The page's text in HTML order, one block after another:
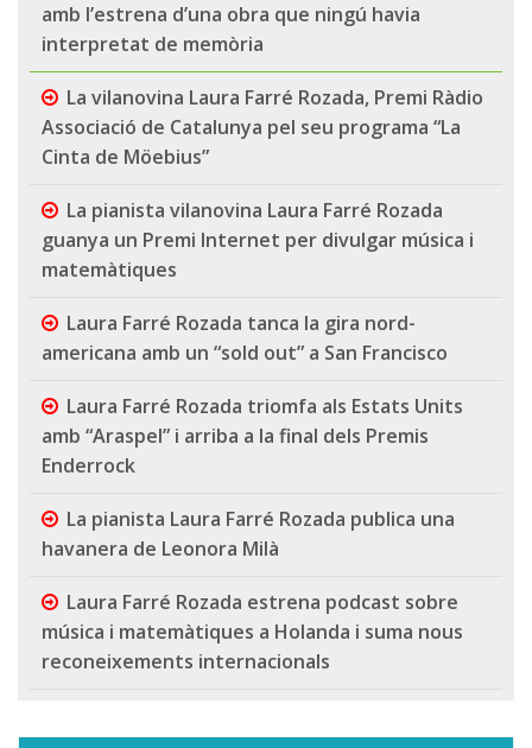
amb l’estrena d’una obra que ningú havia
interpretat de memòria
La vilanovina Laura Farré Rozada, Premi Ràdio
Associació de Catalunya pel seu programa “La
Cinta de Möebius”
La pianista vilanovina Laura Farré Rozada
guanya un Premi Internet per divulgar música i
matemàtiques
Laura Farré Rozada tanca la gira nord-
americana amb un “sold out” a San Francisco
Laura Farré Rozada triomfa als Estats Units
amb “Araspel” i arriba a la final dels Premis
Enderrock
La pianista Laura Farré Rozada publica una
havanera de Leonora Milà
Laura Farré Rozada estrena podcast sobre
música i matemàtiques a Holanda i suma nous
reconeixements internacionals